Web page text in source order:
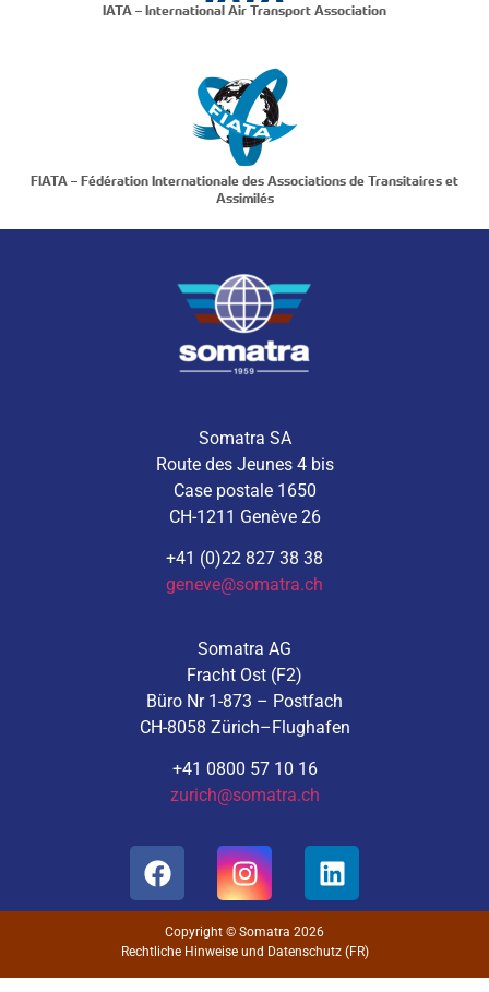
IATA – International Air Transport Association
FIATA – Fédération Internationale des Associations de Transitaires et
Assimilés
Somatra SA
Route des Jeunes 4 bis
Case postale 1650
CH-1211 Genève 26
+41 (0)22 827 38 38
geneve@somatra.ch
Somatra AG
Fracht Ost (F2)
Büro Nr 1-873 – Postfach
CH-8058 Zürich–Flughafen
+41 0800 57 10 16
zurich@somatra.ch
Copyright © Somatra 2026
Rechtliche Hinweise und Datenschutz (FR)